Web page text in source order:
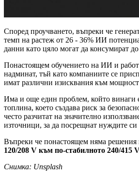
Според проучването, въпреки че
темп на растеж от 26 - 36% ИИ
данни като цяло могат да консумират
Понастоящем обучението на ИИ и
надминат, тъй като компаниите се
имат различни изисквания към
Има и още един проблем, който винаги
топлина, което създава риск за
често разчитат на значително
източници, за да посрещнат нуждите си
Въпреки че понастоящем няма решения
120/208 V към по-стабилното 240/415
Снимка: Unsplash